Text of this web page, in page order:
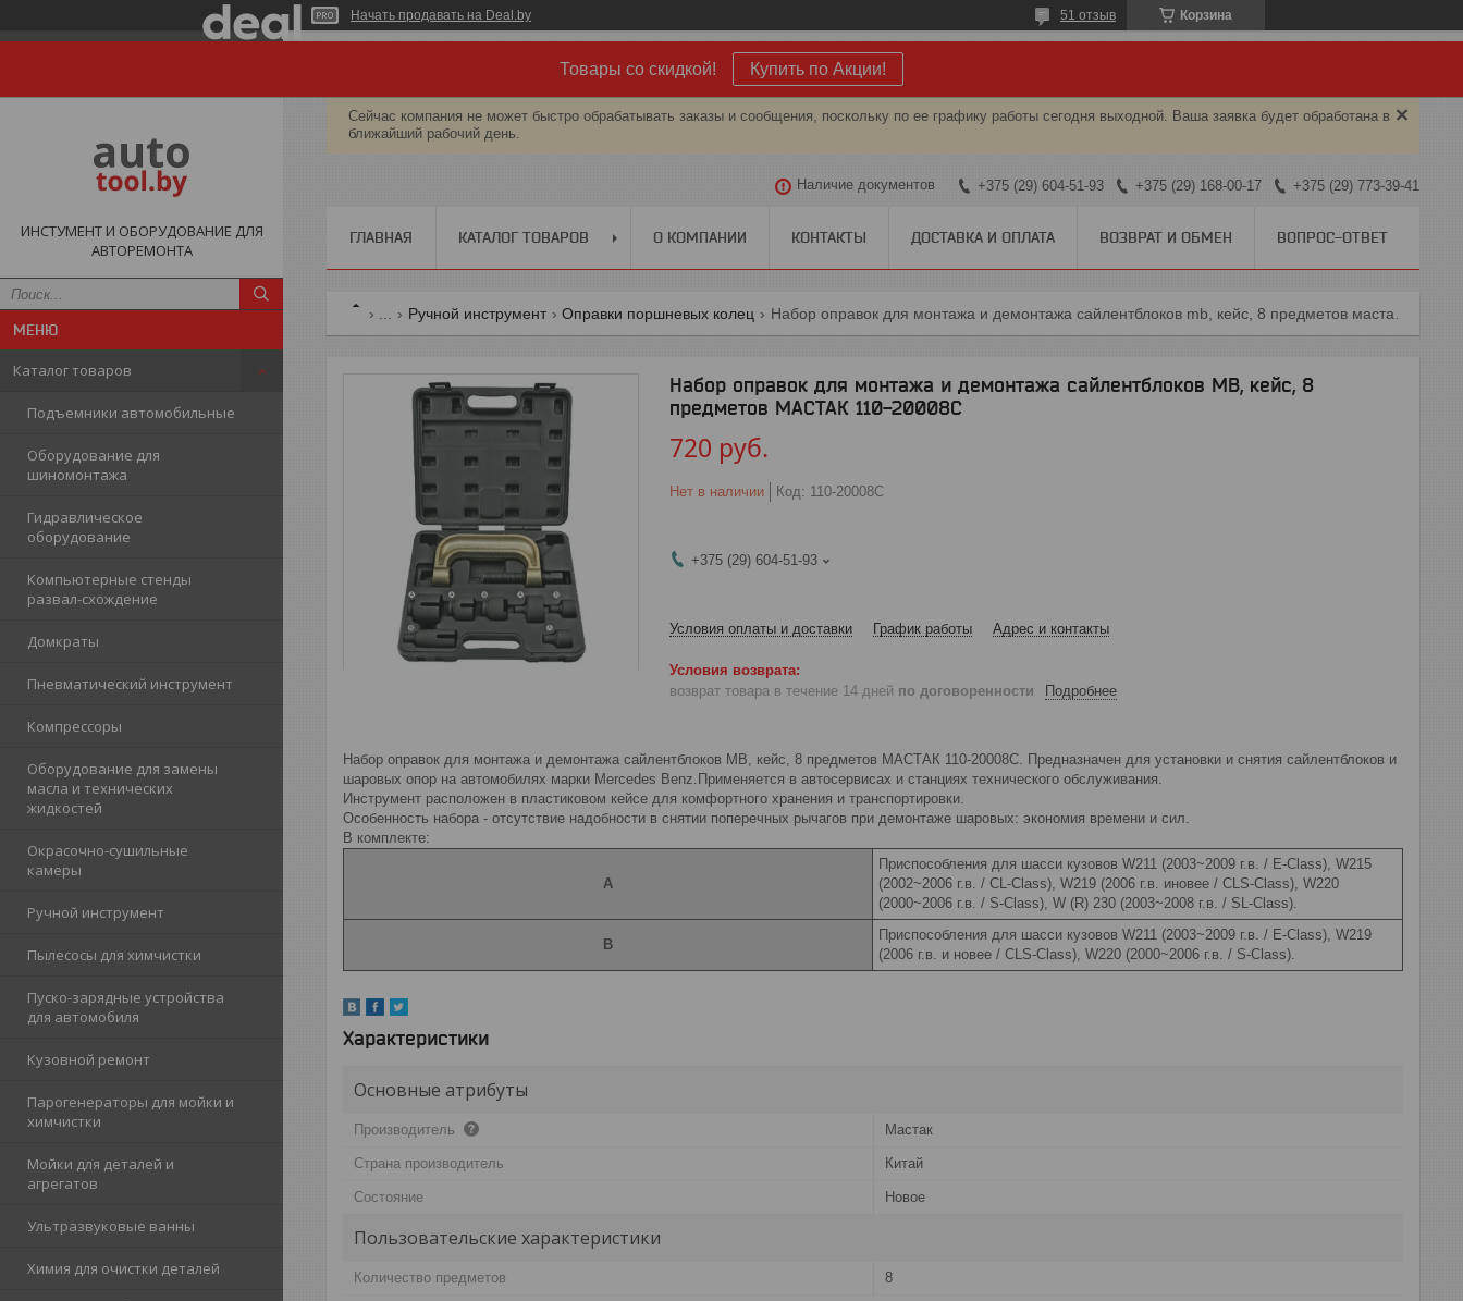
Начать продавать на Deal.by Корзина
51 отзыв
Товары со скидкой! Купить по Акции!
ИНСТУМЕНТ И ОБОРУДОВАНИЕ ДЛЯ
АВТОРЕМОНТА
Каталог товаров
Подъемники автомобильные
Оборудование для
шиномонтажа
Гидравлическое
оборудование
Компьютерные стенды
развал-схождение
Домкраты
Пневматический инструмент
Компрессоры
Оборудование для замены
масла и технических
жидкостей
Окрасочно-сушильные
камеры
Ручной инструмент
Пылесосы для химчистки
Пуско-зарядные устройства
для автомобиля
Кузовной ремонт
Парогенераторы для мойки и
химчистки
Мойки для деталей и
агрегатов
Ультразвуковые ванны
Химия для очистки деталей
Сейчас компания не может быстро обрабатывать заказы и сообщения, поскольку по ее графику работы сегодня выходной. Ваша заявка будет обработана в
ближайший рабочий день.
Наличие документов +375 (29) 604-51-93 +375 (29) 168-00-17 +375 (29) 773-39-41
ГЛАВНАЯ КАТАЛОГ ТОВАРОВ О КОМПАНИИ КОНТАКТЫ ДОСТАВКА И ОПЛАТА ВОЗВРАТ И ОБМЕН ВОПРОС-ОТВЕТ
Ручной инструмент Оправки поршневых колец
Набор оправок для монтажа и демонтажа сайлентблоков MB, кейс, 8
предметов МАСТАК 110-20008C
720 руб.
Нет в наличии Код: 110-20008C
+375 (29) 604-51-93
Условия оплаты и доставки График работы Адрес и контакты
возврат товара в течение 14 дней по договоренности Подробнее
Набор оправок для монтажа и демонтажа сайлентблоков MB, кейс, 8 предметов МАСТАК 110-20008C. Предназначен для установки и снятия сайлентблоков и
шаровых опор на автомобилях марки Mercedes Benz.Применяется в автосервисах и станциях технического обслуживания.
Инструмент расположен в пластиковом кейсе для комфортного хранения и транспортировки.
Особенность набора - отсутствие надобности в снятии поперечных рычагов при демонтаже шаровых: экономия времени и сил.
В комплекте:
А
Приспособления для шасси кузовов W211 (2003~2009 г.в. / E-Class), W215
(2002~2006 г.в. / CL-Class), W219 (2006 г.в. иновее / CLS-Class), W220
(2000~2006 г.в. / S-Class), W (R) 230 (2003~2008 г.в. / SL-Class).
В
Приспособления для шасси кузовов W211 (2003~2009 г.в. / E-Class), W219
(2006 г.в. и новее / CLS-Class), W220 (2000~2006 г.в. / S-Class).
Характеристики
Основные атрибуты
Производитель Мастак
Страна производитель Китай
Состояние Новое
Пользовательские характеристики
Количество предметов 8